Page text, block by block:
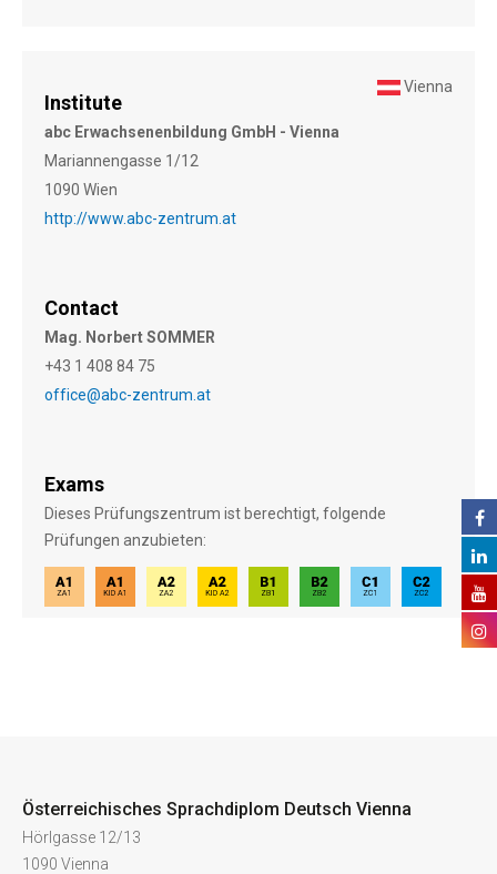
Vienna
Institute
abc Erwachsenenbildung GmbH - Vienna
Mariannengasse 1/12
1090 Wien
http://www.abc-zentrum.at
Contact
Mag. Norbert SOMMER
+43 1 408 84 75
office@abc-zentrum.at
Exams
Dieses Prüfungszentrum ist berechtigt, folgende
Prüfungen anzubieten:
Österreichisches Sprachdiplom Deutsch Vienna
Hörlgasse 12/13
1090 Vienna